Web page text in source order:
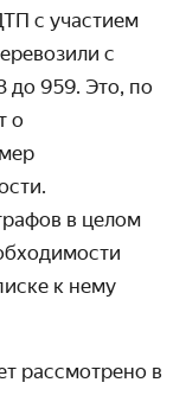
с участием
с
до 959. Это, по
о
в целом
к нему
рассмотрено в